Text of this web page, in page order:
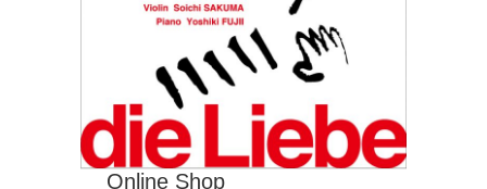
Online Shop